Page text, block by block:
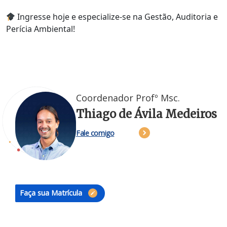
Ingresse hoje e especialize-se na Gestão, Auditoria e
Perícia Ambiental!
Coordenador Profº Msc.
Thiago de Ávila Medeiros
Fale comigo
Faça sua Matrícula